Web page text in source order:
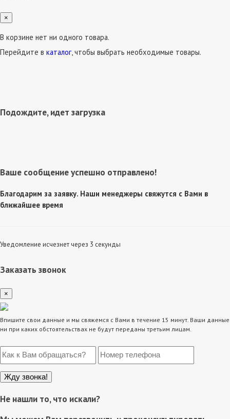
×
В корзине нет ни одного товара.
Перейдите в каталог, чтобы выбрать необходимые товары.
Подождите, идет загрузка
Ваше сообщение успешно отправлено!
Благодарим за заявку. Наши менеджеры свяжутся с Вами в
ближайшее время
Уведомление исчезнет через 3 секунды
Заказать звонок
×
Впишите свои данные и мы свяжемся с Вами в течение 15 минут. Ваши данные
ни при каких обстоятельствах не будут переданы третьим лицам.
Не нашли то, что искали?